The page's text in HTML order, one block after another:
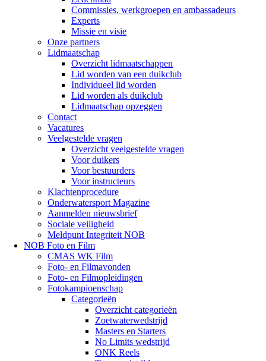
Commissies, werkgroepen en ambassadeurs
Experts
Missie en visie
Onze partners
Lidmaatschap
Overzicht lidmaatschappen
Lid worden van een duikclub
Individueel lid worden
Lid worden als duikclub
Lidmaatschap opzeggen
Contact
Vacatures
Veelgestelde vragen
Overzicht veelgestelde vragen
Voor duikers
Voor bestuurders
Voor instructeurs
Klachtenprocedure
Onderwatersport Magazine
Aanmelden nieuwsbrief
Sociale veiligheid
Meldpunt Integriteit NOB
NOB Foto en Film
CMAS WK Film
Foto- en Filmavonden
Foto- en Filmopleidingen
Fotokampioenschap
Categorieën
Overzicht categorieën
Zoetwaterwedstrijd
Masters en Starters
No Limits wedstrijd
ONK Reels